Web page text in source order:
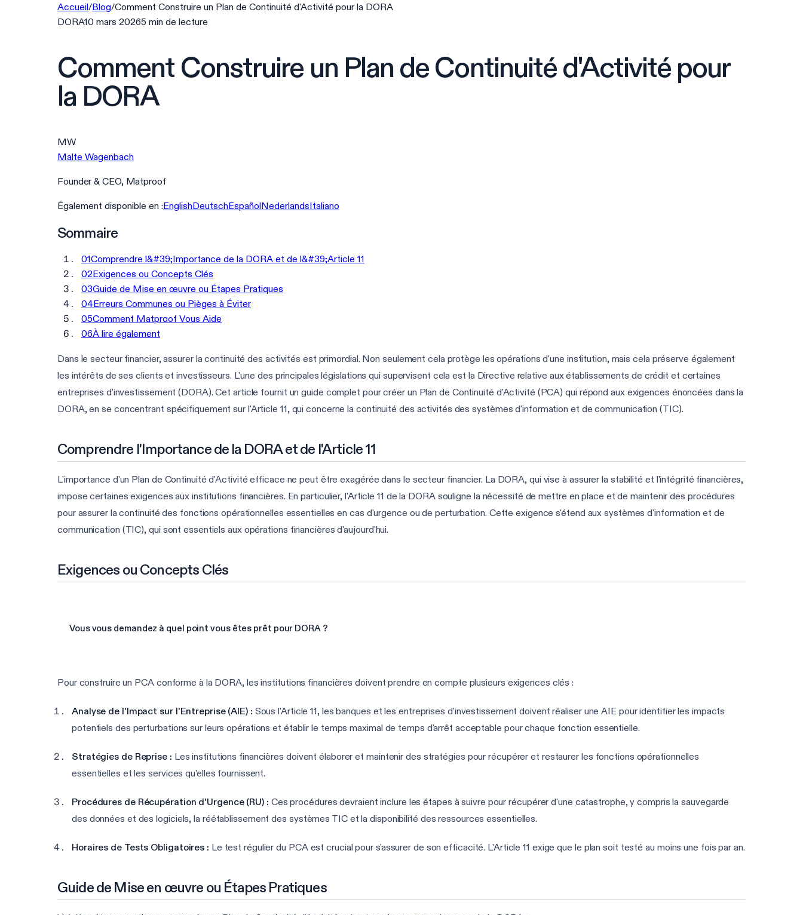
Accueil/Blog/Comment Construire un Plan de Continuité d'Activité pour la DORA
DORA10 mars 20265 min de lecture
Comment Construire un Plan de Continuité d'Activité pour
la DORA
MW
Malte Wagenbach
Founder & CEO, Matproof
Également disponible en :EnglishDeutschEspañolNederlandsItaliano
Sommaire
01Comprendre l&#39;Importance de la DORA et de l&#39;Article 11
02Exigences ou Concepts Clés
03Guide de Mise en œuvre ou Étapes Pratiques
04Erreurs Communes ou Pièges à Éviter
05Comment Matproof Vous Aide
06À lire également
Dans le secteur financier, assurer la continuité des activités est primordial. Non seulement cela protège les opérations d'une institution, mais cela préserve également
les intérêts de ses clients et investisseurs. L'une des principales législations qui supervisent cela est la Directive relative aux établissements de crédit et certaines
entreprises d'investissement (DORA). Cet article fournit un guide complet pour créer un Plan de Continuité d'Activité (PCA) qui répond aux exigences énoncées dans la
DORA, en se concentrant spécifiquement sur l'Article 11, qui concerne la continuité des activités des systèmes d'information et de communication (TIC).
Comprendre l'Importance de la DORA et de l'Article 11
L'importance d'un Plan de Continuité d'Activité efficace ne peut être exagérée dans le secteur financier. La DORA, qui vise à assurer la stabilité et l'intégrité financières,
impose certaines exigences aux institutions financières. En particulier, l'Article 11 de la DORA souligne la nécessité de mettre en place et de maintenir des procédures
pour assurer la continuité des fonctions opérationnelles essentielles en cas d'urgence ou de perturbation. Cette exigence s'étend aux systèmes d'information et de
communication (TIC), qui sont essentiels aux opérations financières d'aujourd'hui.
Exigences ou Concepts Clés
Vous vous demandez à quel point vous êtes prêt pour DORA ?
Pour construire un PCA conforme à la DORA, les institutions financières doivent prendre en compte plusieurs exigences clés :
Analyse de l'Impact sur l'Entreprise (AIE) : Sous l'Article 11, les banques et les entreprises d'investissement doivent réaliser une AIE pour identifier les impacts
potentiels des perturbations sur leurs opérations et établir le temps maximal de temps d'arrêt acceptable pour chaque fonction essentielle.
Stratégies de Reprise : Les institutions financières doivent élaborer et maintenir des stratégies pour récupérer et restaurer les fonctions opérationnelles
essentielles et les services qu'elles fournissent.
Procédures de Récupération d'Urgence (RU) : Ces procédures devraient inclure les étapes à suivre pour récupérer d'une catastrophe, y compris la sauvegarde
des données et des logiciels, la réétablissement des systèmes TIC et la disponibilité des ressources essentielles.
Horaires de Tests Obligatoires : Le test régulier du PCA est crucial pour s'assurer de son efficacité. L'Article 11 exige que le plan soit testé au moins une fois par an.
Guide de Mise en œuvre ou Étapes Pratiques